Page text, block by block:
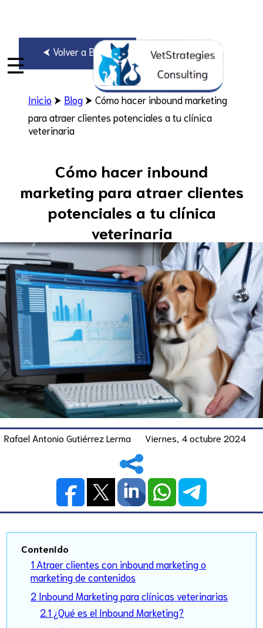
☰ ⮜ Volver a Blogs
Inicio ⮞ Blog ⮞ Cómo hacer inbound marketing
para atraer clientes potenciales a tu clínica
veterinaria
Cómo hacer inbound
marketing para atraer clientes
potenciales a tu clínica
veterinaria
Rafael Antonio Gutiérrez Lerma Viernes, 4 octubre 2024
Contenido
1 Atraer clientes con inbound marketing o
marketing de contenidos
2 Inbound Marketing para clínicas veterinarias
2.1 ¿Qué es el Inbound Marketing?